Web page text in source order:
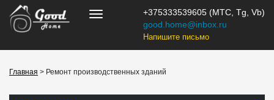
+375333539605 (МТС, Tg, Vb)
good.home@inbox.ru
Напишите письмо
Главная > Ремонт производственных зданий